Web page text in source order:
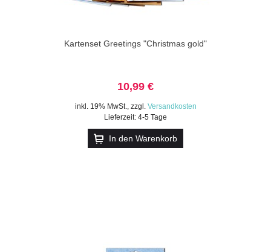
Kartenset Greetings "Christmas gold"
10,99 €
inkl. 19% MwSt., zzgl. Versandkosten
Lieferzeit: 4-5 Tage
In den Warenkorb